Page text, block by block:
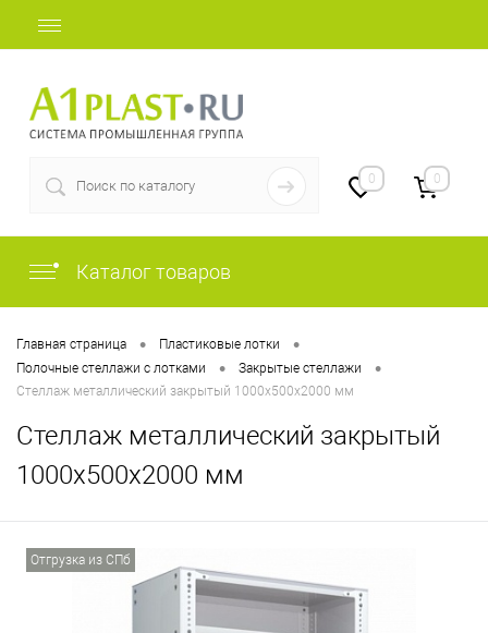
0 0
Каталог товаров
Главная страница • Пластиковые лотки •
Полочные стеллажи с лотками • Закрытые стеллажи •
Стеллаж металлический закрытый 1000х500х2000 мм
Стеллаж металлический закрытый
1000х500х2000 мм
Отгрузка из СПб